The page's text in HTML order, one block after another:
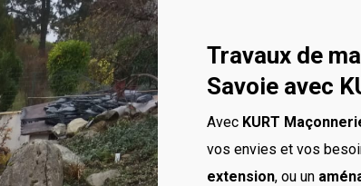
Travaux de
Savoie avec
Avec KURT
vos envies et vos
extension, ou un